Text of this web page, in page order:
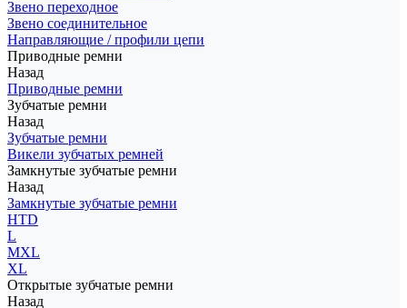
Звено переходное
Звено соединительное
Направляющие / профили цепи
Приводные ремни
Назад
Приводные ремни
Зубчатые ремни
Назад
Зубчатые ремни
Викели зубчатых ремней
Замкнутые зубчатые ремни
Назад
Замкнутые зубчатые ремни
HTD
L
MXL
XL
Открытые зубчатые ремни
Назад